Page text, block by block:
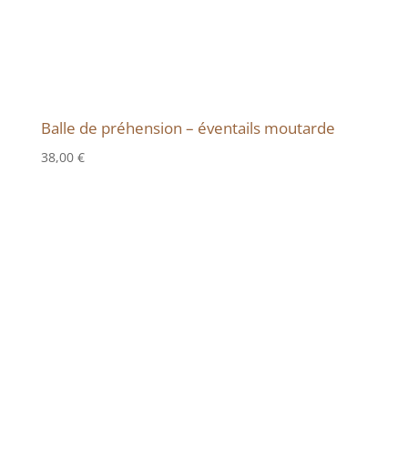
Balle de préhension – éventails moutarde
38,00 €